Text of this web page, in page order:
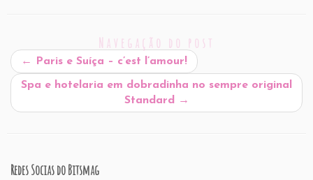
b
o
e
dI
n
A
p
p
P
re
ss
t
d
s
o
Navegação do post
← Paris e Suíça – c’est l’amour!
Spa e hotelaria em dobradinha no sempre original
Standard →
Redes Socias do Bitsmag